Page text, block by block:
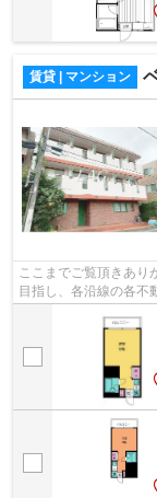
賃貸 | マンション
ここまでご覧頂きあり
目指し、各沿線の各不